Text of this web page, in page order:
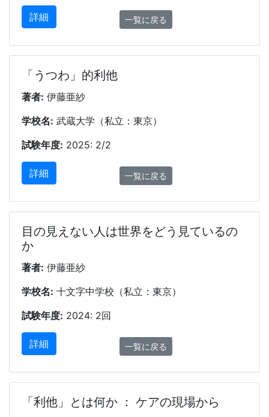
詳細 一覧に戻る
「うつわ」的利他
著者: 伊藤亜紗
学校名: 武蔵大学（私立：東京）
試験年度: 2025: 2/2
詳細 一覧に戻る
目の見えない人は世界をどう見ているの
か
著者: 伊藤亜紗
学校名: 十文字中学校（私立：東京）
試験年度: 2024: 2回
詳細 一覧に戻る
「利他」とは何か ： ケアの現場から